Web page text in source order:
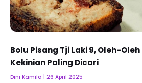
Bolu Pisang Tji Laki 9, Oleh-
Kekinian Paling Dicari
Dini Kamila 26 April 2025